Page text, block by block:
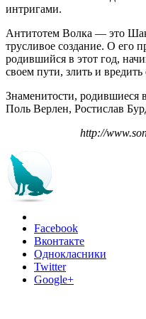
интригами.
Антитотем Волка — это
трусливое создание. О его
родившийся в этот год,
своем пути, злить и
Знаменитости,
Поль Верлен, Ростислав
http://
Facebook
Вконтакте
Однокласники
Twitter
Google+